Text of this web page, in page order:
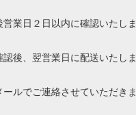
営業日２日以内に確認いたしま
認後、翌営業日に配送いたしま
ールでご連絡させていただきま